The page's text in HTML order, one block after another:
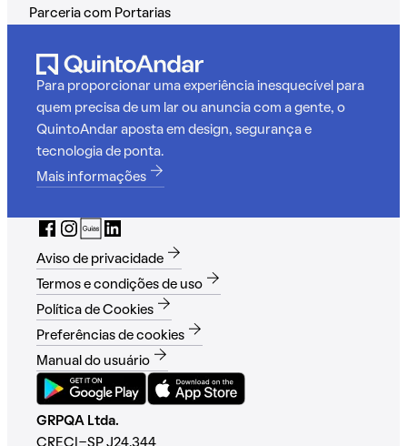
Parceria com Portarias
Para proporcionar uma experiência inesquecível para
quem precisa de um lar ou anuncia com a gente, o
QuintoAndar aposta em design, segurança e
tecnologia de ponta.
Mais informações
Aviso de privacidade
Termos e condições de uso
Política de Cookies
Preferências de cookies
Manual do usuário
GRPQA Ltda.